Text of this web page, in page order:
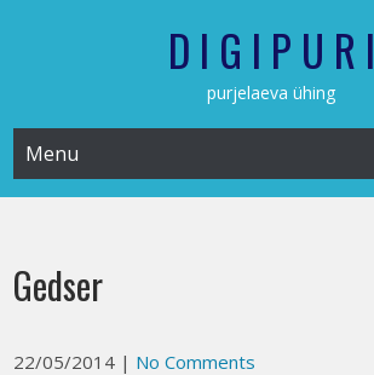
D I G I P U R I
purjelaeva ühing
Menu
Gedser
22/05/2014 | No Comments